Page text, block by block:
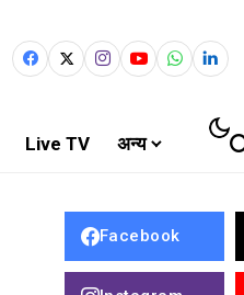
Live TV अन्य
Facebook